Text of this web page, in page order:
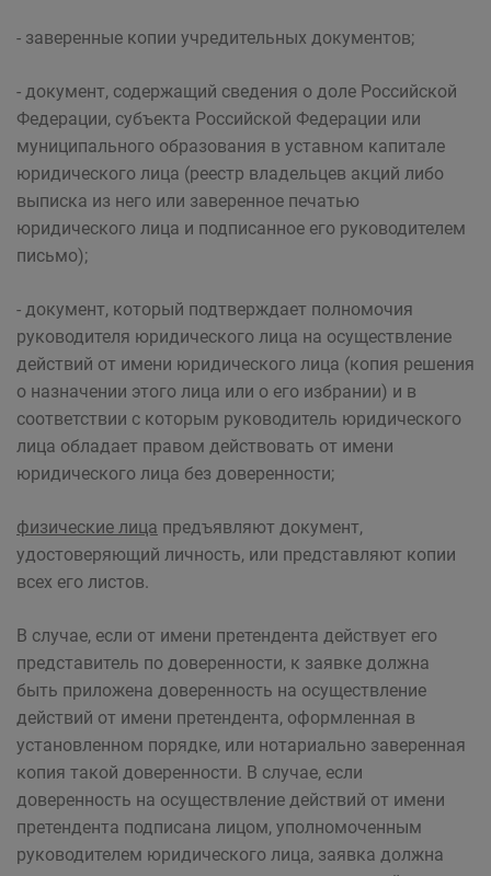
- заверенные копии учредительных документов;
- документ, содержащий сведения о доле Российской
Федерации, субъекта Российской Федерации или
муниципального образования в уставном капитале
юридического лица (реестр владельцев акций либо
выписка из него или заверенное печатью
юридического лица и подписанное его руководителем
письмо);
- документ, который подтверждает полномочия
руководителя юридического лица на осуществление
действий от имени юридического лица (копия решения
о назначении этого лица или о его избрании) и в
соответствии с которым руководитель юридического
лица обладает правом действовать от имени
юридического лица без доверенности;
физические лица предъявляют документ,
удостоверяющий личность, или представляют копии
всех его листов.
В случае, если от имени претендента действует его
представитель по доверенности, к заявке должна
быть приложена доверенность на осуществление
действий от имени претендента, оформленная в
установленном порядке, или нотариально заверенная
копия такой доверенности. В случае, если
доверенность на осуществление действий от имени
претендента подписана лицом, уполномоченным
руководителем юридического лица, заявка должна